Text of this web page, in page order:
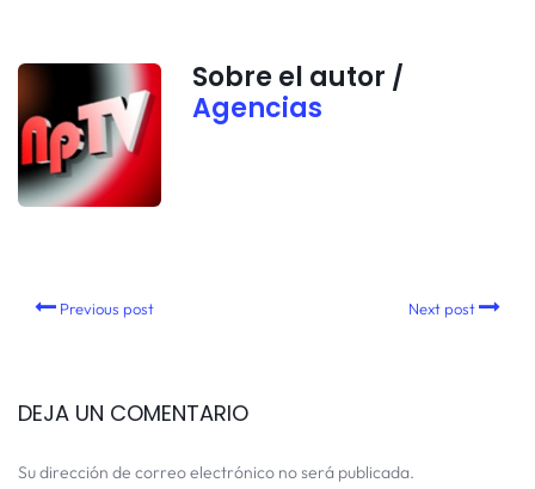
Sobre el autor /
Agencias
Previous post Next post
DEJA UN COMENTARIO
Su dirección de correo electrónico no será publicada.